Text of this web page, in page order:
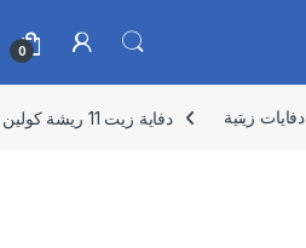
0
دفايات زيتية دفاية زيت 11 ريشة كولين 2000 وات – أبيض 807102030